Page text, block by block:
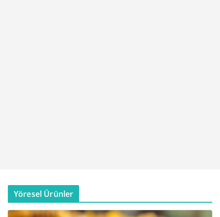
Yöresel Ürünler